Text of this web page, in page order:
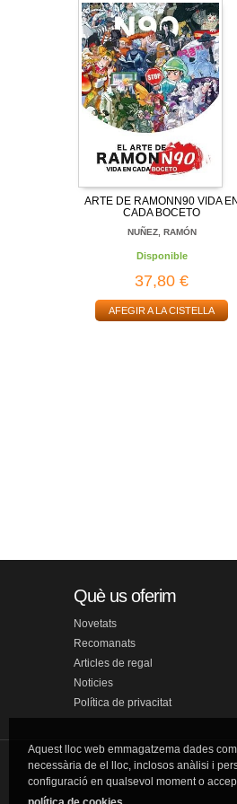
ARTE DE RAMONN90 VIDA EN
CADA BOCETO
NUÑEZ, RAMÓN
Disponible
37,80 €
AFEGIR A LA CISTELLA
Què us oferim
Novetats
Recomanats
Articles de regal
Noticies
Política de privacitat
Aquest lloc web emmagatzema dades
necessària de el lloc, inclosos anàlisi i
configuració en qualsevol moment o